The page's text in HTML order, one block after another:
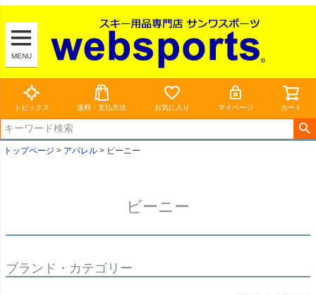
MENU
トピックス 送料・支払方法 お気に入り マイページ カート
トップページ アパレル ビーニー
ビーニー
ブランド・カテゴリー